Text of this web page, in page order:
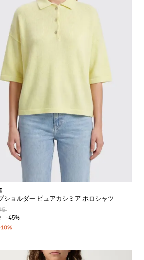
ショルダー ピュアカシミア ポロシャツ
-45%